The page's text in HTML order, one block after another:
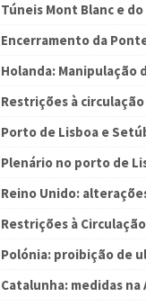
Túneis Mont Blanc e
Encerramento da
Holanda: Manipulação
Restrições à
Porto de Lisboa e
Plenário no porto de
Reino Unido:
Restrições à
Polónia: proibição de
Catalunha: medidas na